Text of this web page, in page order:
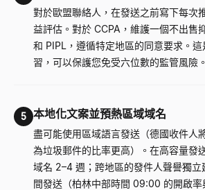
對於歐盟聯絡人，在發送之前寫下每次
益評估。對於 CCPA，維護一個不出售
和 PIPL，遵循特定地區的同意要求。
習，可以保護您免受六位數的監管風險。
5 本地化文案並預熱區域域名
盡可能使用區域語言發送（德國收件人
為垃圾郵件的比率更高）。在高容量發
域名 2–4 週；跨地區的發件人聲譽獨立
間發送（柏林中部時間 09:00 的開啟率